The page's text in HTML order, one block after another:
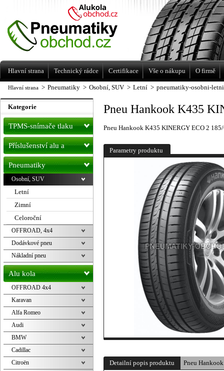
Hlavní strana > Pneumatiky > Osobní, SUV > Letní > pneumatiky-osobni-
Pneu Hankook K435
Pneu Hankook K435 KINERGY ECO 2
Parametry produktu
Detailní popis produktu Pneu
Kategorie
TPMS-snímače tlaku
Příslušenství alu a
pneu
Pneumatiky
Osobní, SUV
Letní
Zimní
Celoroční
OFFROAD, 4x4
Dodávkové pneu
Nákladní pneu
Alu kola
OFFROAD 4x4
Karavan
Alfa Romeo
Audi
BMW
Cadillac
Citroën
Levné pneumatiky letní, zimní, Alu kola
a litá kola Racing Line
Hlavní strana Technický rádce Certifikace Vše o nákupu O firmě